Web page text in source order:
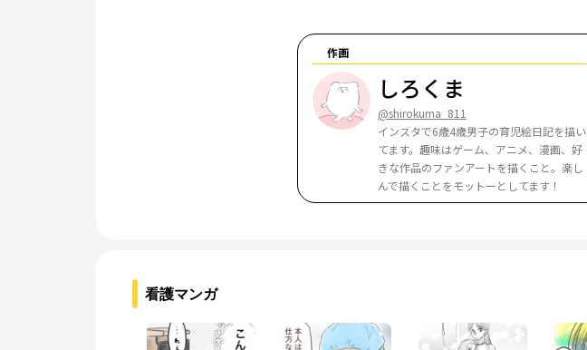
作画
しろくま
@shirokuma_811
インスタで6歳4歳男子の育児絵日記を描い
てます。趣味はゲーム、アニメ、漫画、好
きな作品のファンアートを描くこと。楽し
んで描くことをモットーとしてます！
看護マンガ